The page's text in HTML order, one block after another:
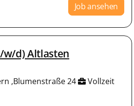
Job ansehen
d) Altlasten
,Blumenstraße 24
Vollzeit